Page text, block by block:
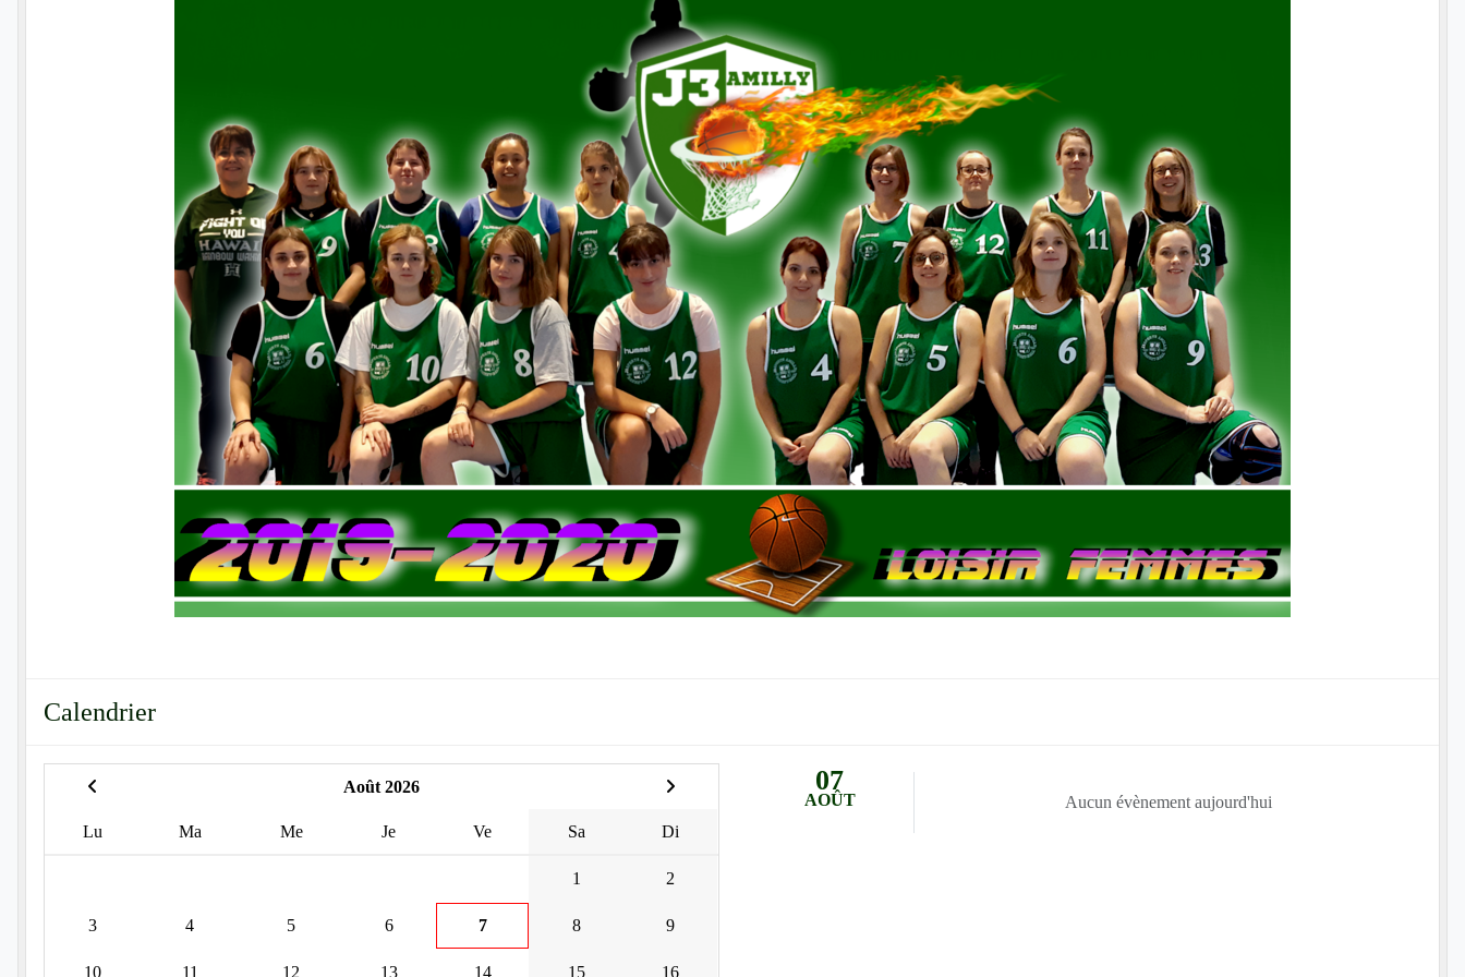
Calendrier
Août 2026
Lu Ma Me Je Ve Sa Di
1 2
3 4 5 6 7 8 9
10 11 12 13 14 15 16
07
AOÛT Aucun évènement aujourd'hui